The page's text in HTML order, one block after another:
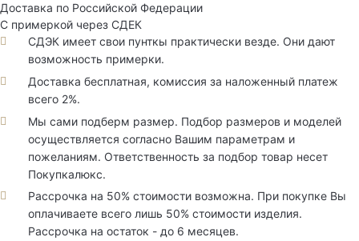
Доставка по Российской Федерации
С примеркой через СДЕК
СДЭК имеет свои пунткы практически везде. Они дают
возможность примерки.
Доставка бесплатная, комиссия за наложенный платеж
всего 2%.
Мы сами подберм размер. Подбор размеров и моделей
осуществляется согласно Вашим параметрам и
пожеланиям. Ответственность за подбор товар несет
Покупкалюкс.
Рассрочка на 50% стоимости возможна. При покупке Вы
оплачиваете всего лишь 50% стоимости изделия.
Рассрочка на остаток - до 6 месяцев.